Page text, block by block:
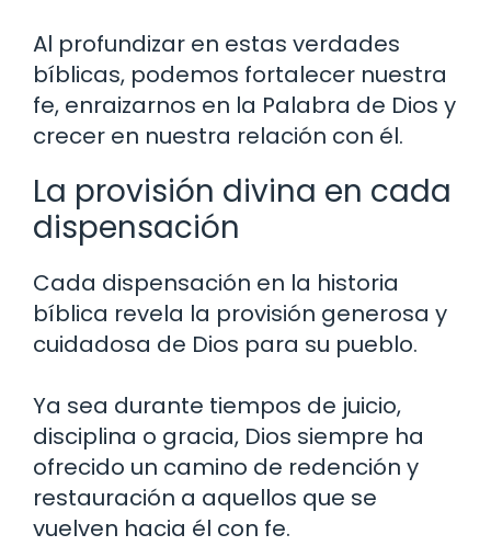
Al profundizar en estas verdades
bíblicas, podemos fortalecer nuestra
fe, enraizarnos en la Palabra de Dios y
crecer en nuestra relación con él.
La provisión divina en cada
dispensación
Cada dispensación en la historia
bíblica revela la provisión generosa y
cuidadosa de Dios para su pueblo.
Ya sea durante tiempos de juicio,
disciplina o gracia, Dios siempre ha
ofrecido un camino de redención y
restauración a aquellos que se
vuelven hacia él con fe.